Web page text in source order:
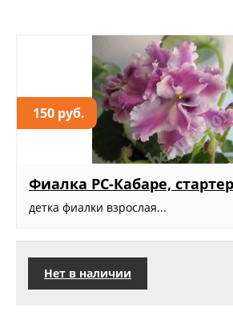
150 руб.
Фиалка РС-Кабаре, стартер
детка фиалки взрослая...
Нет в наличии